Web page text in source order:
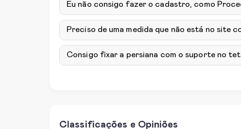
Eu não consigo fazer o cadastro, como
Preciso de uma medida que não está no site
Consigo fixar a persiana com o suporte no
Classificações e Opiniões